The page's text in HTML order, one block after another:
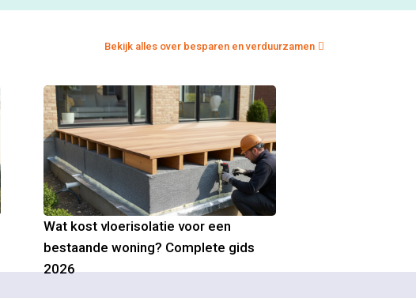
Bekijk alles over besparen en verduurzamen
Wat kost vloerisolatie voor een
bestaande woning? Complete gids
2026